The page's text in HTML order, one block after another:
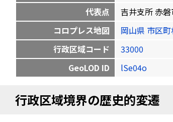
代表点
吉井支所 赤
コロプレス地図
岡山県 市区
行政区域コード
33000
GeoLOD ID
lSe04o
行政区域境界の歴史的変遷